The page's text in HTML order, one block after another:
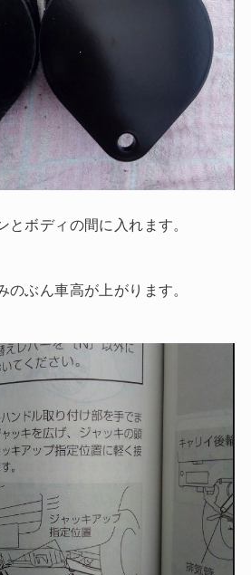
とボディの間に入れます。
のぶん車高が上がります。